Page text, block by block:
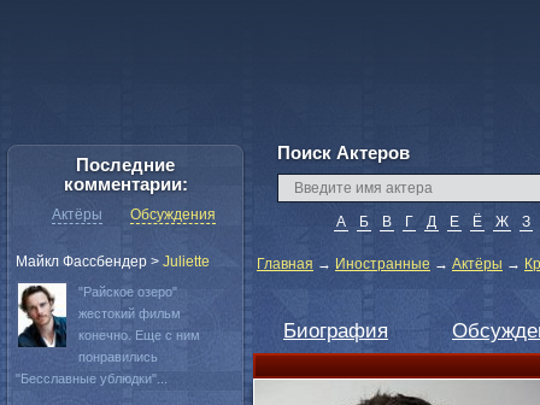
Поиск Актеров
А Б В Г Д Е Ё Ж З
Главная → Иностранные → Актёры →
Биография
Последние
комментарии:
Актёры Обсуждения
Майкл Фассбендер > Juliette
"Райское озеро"
жестокий фильм
конечно. Еще с ним
понравились
"Бесславные ублюдки"...